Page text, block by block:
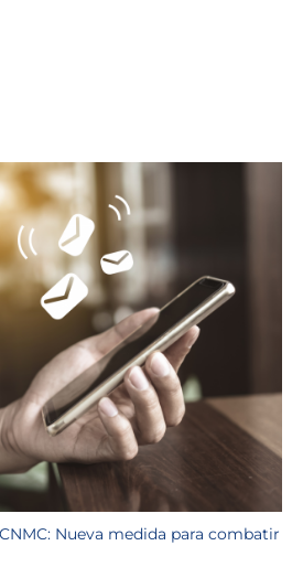
Nueva medida para combatir